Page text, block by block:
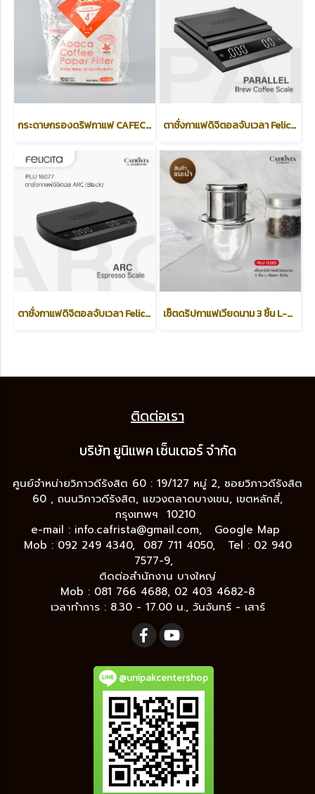
กระดาษกรองดริฟกาแฟ CAFEC (สีขาว) Abaca Coffee Paper Filter ขนาด 4 CUP ตาชั่งกาแฟดิจิตอลจับเวลา Felicita รุ่น PARALLEL /Brew Coffee Scale/ Black
ตาชั่งกาแฟดิจิตอลจับเวลา Felicita รุ่น ARC /Espresso Scale/ Black เซ็ตดริปกาแฟเวียดนาม 3 ชิ้น L-Bean สีเงิน (Vietnamese Coffee Set)
ติดต่อเรา
บริษัท ยูนิแพค เซ็นเตอร์ จำกัด
ศูนย์จำหน่ายวิภาวดีรังสิต 60 : 19/127 หมู่ 2, ซอยวิภาวดีรังสิต
60 , ถนนวิภาวดีรังสิต, แขวงตลาดบางเขน, เขตหลักสี่,
กรุงเทพฯ 10210
e-mail : info.cafrista@gmail.com,
Google Map
Mob : 092 249 4340, 087 711 4050, Tel : 02 940
7577-9,
ติดต่อสำนักงาน บางใหญ่
Mob : 081 766 4688, 02 403 4682-8
เวลาทำการ : 8.30 - 17.00 น., วันจันทร์ - เสาร์
@unipakcentershop